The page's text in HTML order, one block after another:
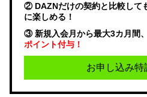
② DAZNだけの契約と比較して
に楽しめる！
③ 新規入会月から最大3カ月間、
ポイント付与！
お申し込み特